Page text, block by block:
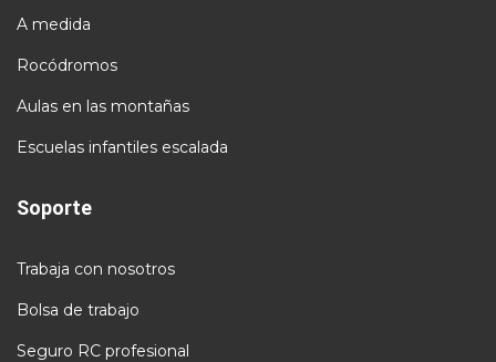
A medida
Rocódromos
Aulas en las montañas
Escuelas infantiles escalada
Soporte
Trabaja con nosotros
Bolsa de trabajo
Seguro RC profesional